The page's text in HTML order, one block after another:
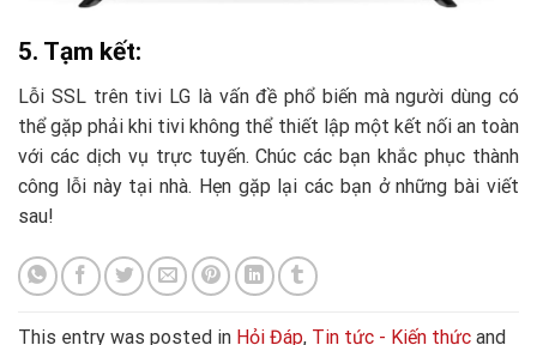
5. Tạm kết:
Lỗi SSL trên tivi LG là vấn đề phổ biến mà người dùng có
thể gặp phải khi tivi không thể thiết lập một kết nối an toàn
với các dịch vụ trực tuyến. Chúc các bạn khắc phục thành
công lỗi này tại nhà. Hẹn gặp lại các bạn ở những bài viết
sau!
This entry was posted in Hỏi Đáp, Tin tức - Kiến thức and